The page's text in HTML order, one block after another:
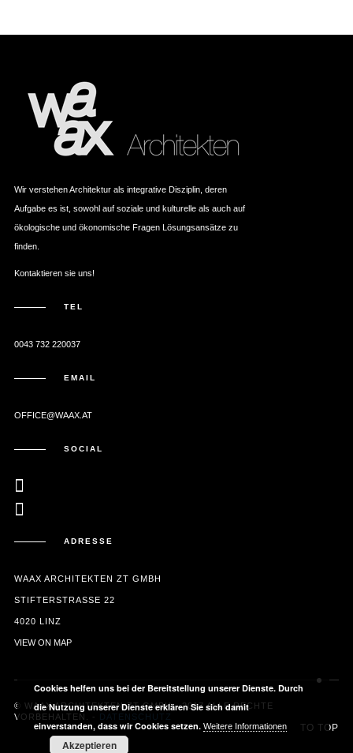
Wir verstehen Architektur als integrative Disziplin, deren
Aufgabe es ist, sowohl auf soziale und kulturelle als auch auf
ökologische und ökonomische Fragen Lösungsansätze zu
finden.
Kontaktieren sie uns!
TEL
0043 732 220037
EMAIL
OFFICE@WAAX.AT
SOCIAL
ADRESSE
WAAX ARCHITEKTEN ZT GMBH
STIFTERSTRASSE 22
4020 LINZ
VIEW ON MAP
© WAAX ARCHITEKTEN ZT GMBH - 2017 ALLE RECHTE
VORBEHALTEN. - DATENSCHUTZ
TO TOP
Cookies helfen uns bei der Bereitstellung unserer Dienste. Durch
die Nutzung unserer Dienste erklären Sie sich damit
einverstanden, dass wir Cookies setzen.Weitere Informationen
Akzeptieren